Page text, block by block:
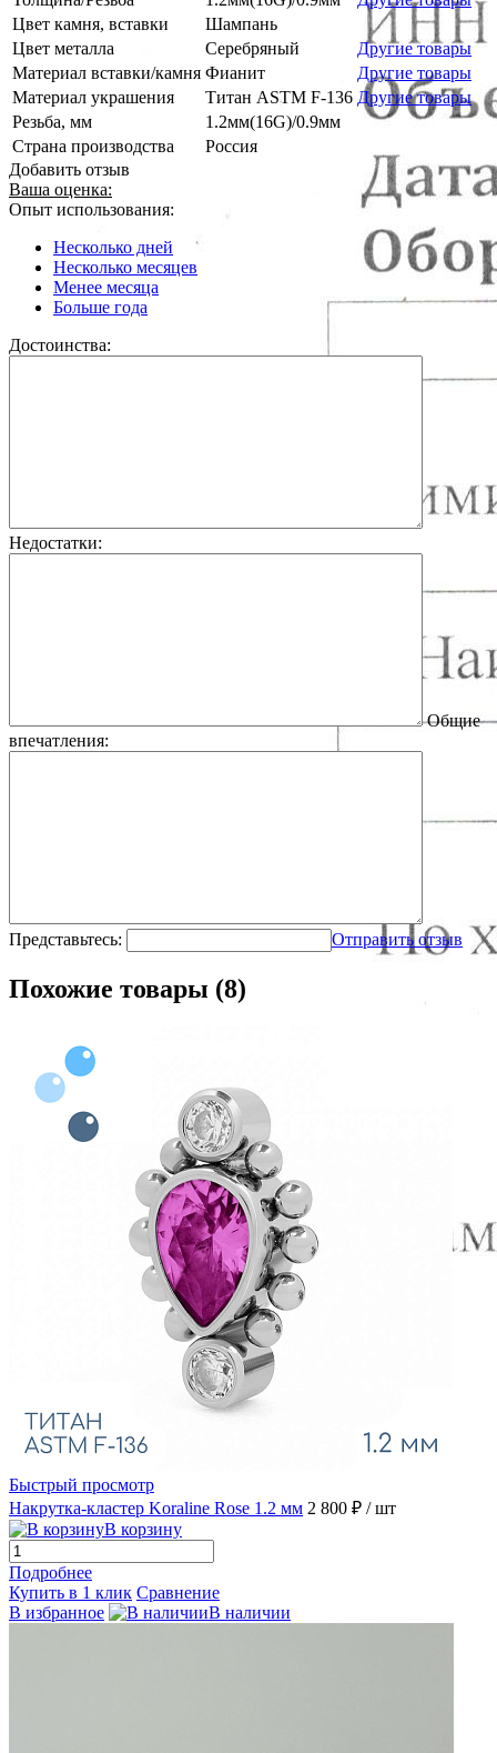
Цвет камня, вставки
Шампань
Цвет металла
Серебряный
Другие товары
Материал вставки/камня Фианит
Другие товары
Материал украшения
Титан ASTM F-136 Другие товары
Резьба, мм
1.2мм(16G)/0.9мм
Страна производства
Россия
Добавить отзыв
Ваша оценка:
Опыт использования:
Несколько дней
Несколько месяцев
Менее месяца
Больше года
Достоинства:
Недостатки:
Общие
впечатления:
Представьтесь: Отправить отзыв
Похожие товары (8)
Быстрый просмотр
Накрутка-кластер Koraline Rose 1.2 мм 2 800 ₽ / шт
В корзину
Подробнее
Купить в 1 клик Сравнение
В избранное
В наличии